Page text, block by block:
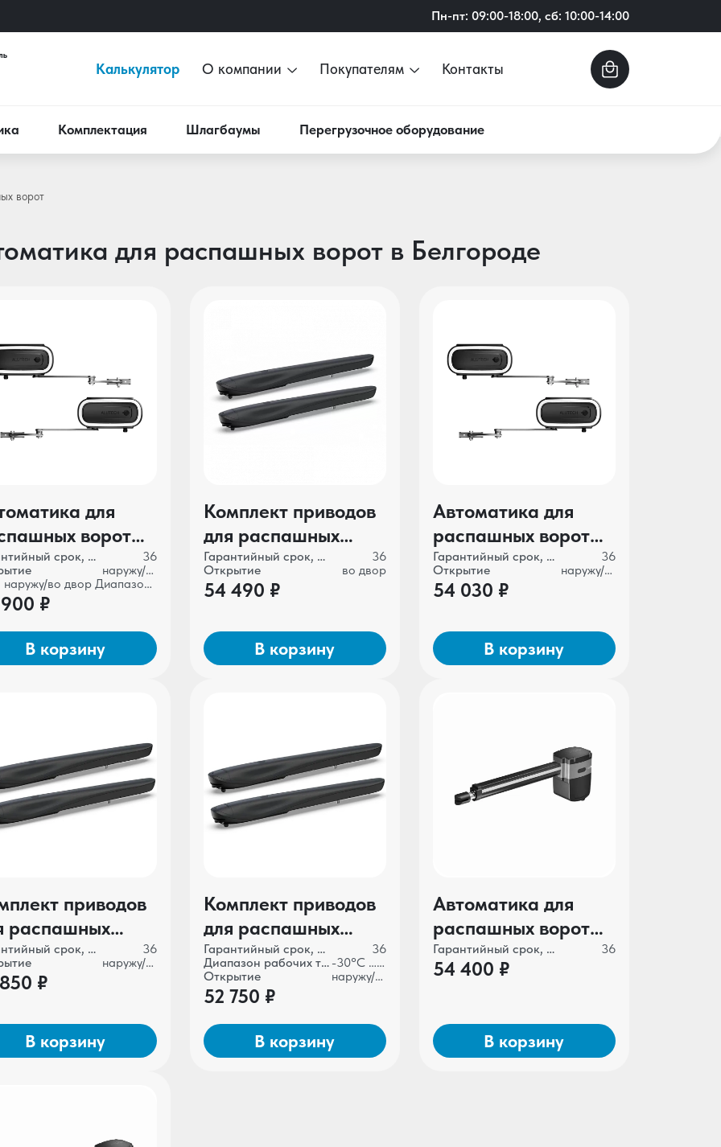
Пн-пт: 09:00-18:00, сб: 10:00-14:00
Калькулятор О компании Покупателям Контакты
Комплектация Шлагбаумы Перегрузочное оборудование
ворот
для распашных ворот в Белгороде
для
ворот
TWISTO
4000SKIT-N
Гарантийный срок, мес
36
наружу/во двор
наружу/во двор Диапазон рабочих температур, °С
₽
В корзину
Комплект приводов
для распашных
ворот ALUTECH
AMBO AM-3000KIT-
Гарантийный срок, мес
36
Открытие
во двор
54 490 ₽
В корзину
Автоматика для
распашных ворот
ALUTECH TWISTO
TW-4000SKIT
Гарантийный срок, мес
36
Открытие
наружу/во двор
54 030 ₽
В корзину
приводов
распашных
ALUTECH
AM-5000KIT-
Гарантийный срок, мес
36
наружу/во двор
₽
В корзину
Комплект приводов
для распашных
ворот ALUTECH
AMBO AM-5000KIT
Гарантийный срок, мес
36
Диапазон рабочих температур
-30°С …+55°С
Открытие
наружу/во двор
52 750 ₽
В корзину
Автоматика для
распашных ворот
ALUTECH SCOPIO
SC-3000KIT-N
Гарантийный срок, мес 36
54 400 ₽
В корзину